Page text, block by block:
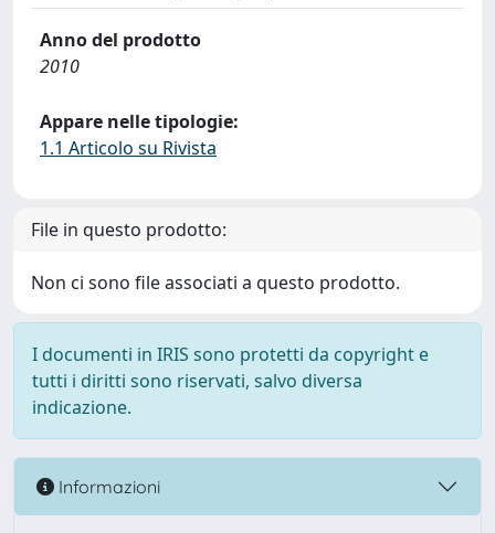
Anno del prodotto
2010
Appare nelle tipologie:
1.1 Articolo su Rivista
File in questo prodotto:
Non ci sono file associati a questo prodotto.
I documenti in IRIS sono protetti da copyright e
tutti i diritti sono riservati, salvo diversa
indicazione.
Informazioni